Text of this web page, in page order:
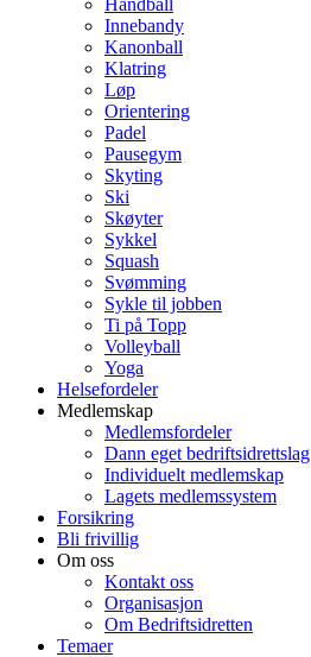
Håndball
Innebandy
Kanonball
Klatring
Løp
Orientering
Padel
Pausegym
Skyting
Ski
Skøyter
Sykkel
Squash
Svømming
Sykle til jobben
Ti på Topp
Volleyball
Yoga
Helsefordeler
Medlemskap
Medlemsfordeler
Dann eget bedriftsidrettslag
Individuelt medlemskap
Lagets medlemssystem
Forsikring
Bli frivillig
Om oss
Kontakt oss
Organisasjon
Om Bedriftsidretten
Temaer